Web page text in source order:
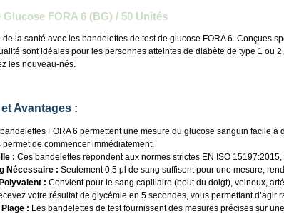
Glucose FORA 6 (BG) / 50 Unités
la santé avec les bandelettes de test de glucose FORA 6. Conçues
sont idéales pour les personnes atteintes de diabète de type 1 ou
les nouveau-nés.
Avantages :
FORA 6 permettent une mesure du glucose sanguin facile
de commencer immédiatement.
: Ces bandelettes répondent aux normes strictes EN ISO
Nécessaire : Seulement 0,5 μl de sang suffisent pour une mesure,
: Convient pour le sang capillaire (bout du doigt), veineux,
votre résultat de glycémie en 5 secondes, vous permettant d’agir
: Les bandelettes de test fournissent des mesures précises sur